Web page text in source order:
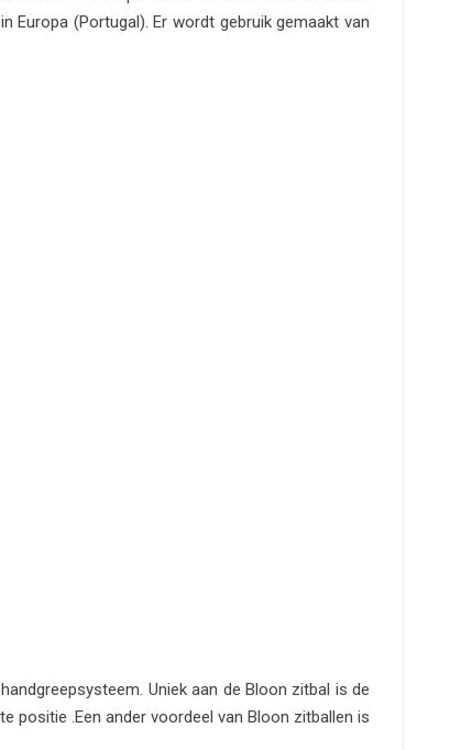
Europa (Portugal). Er wordt gebruik gemaakt van
Uniek aan de Bloon zitbal is de
positie .Een ander voordeel van Bloon zitballen is